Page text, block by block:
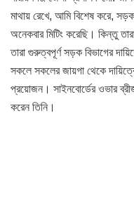
মাথায় রেখে, আমি বিশেষ করে, সড়ক
অনেকবার মিটিং করেছি। কিন্তু
তারা গুরুত্বপূর্ণ সড়ক বিভাগের
সকলে সকলের জায়গা থেকে
প্রয়োজন। সাইনবোর্ডের ওভার
করেন তিনি।